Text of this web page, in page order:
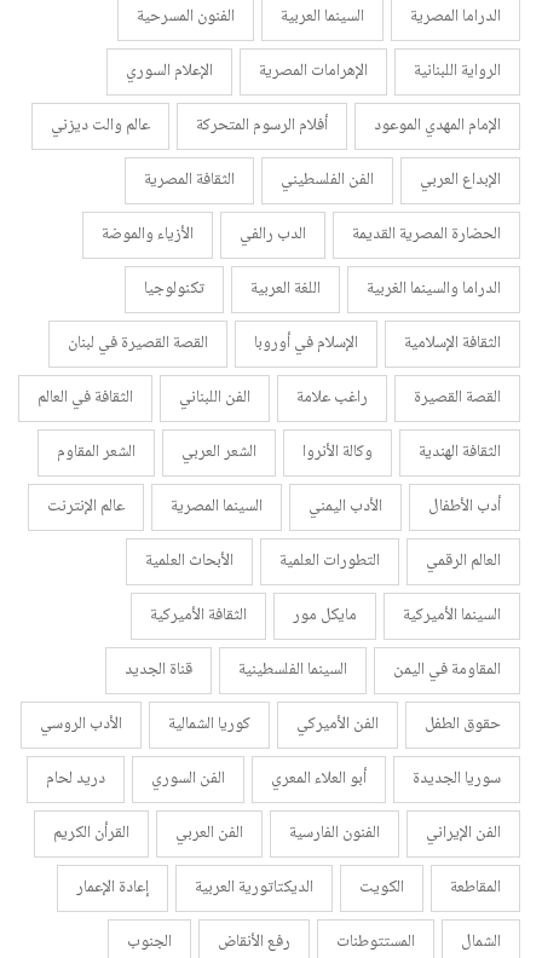
الدراما المصرية
السينما العربية
الفنون المسرحية
الرواية اللبنانية
الإهرامات المصرية
الإعلام السوري
الإمام المهدي الموعود
أفلام الرسوم المتحركة
عالم والت ديزني
الإبداع العربي
الفن الفلسطيني
الثقافة المصرية
الحضارة المصرية القديمة
الدب رالفي
الأزياء والموضة
الدراما والسينما الغربية
اللغة العربية
تكنولوجيا
الثقافة الإسلامية
الإسلام في أوروبا
القصة القصيرة في لبنان
القصة القصيرة
راغب علامة الفن اللبناني
الثقافة في العالم
الثقافة الهندية
وكالة الأنروا الشعر العربي
الشعر المقاوم
أدب الأطفال
الأدب اليمني السينما المصرية
عالم الإنترنت
العالم الرقمي
التطورات العلمية
الأبحاث العلمية
السينما الأميركية
مايكل مور
الثقافة الأميركية
المقاومة في اليمن
السينما الفلسطينية
قناة الجديد
حقوق الطفل
الفن الأميركي كوريا الشمالية
الأدب الروسي
سوريا الجديدة
أبو العلاء المعري الفن السوري
دريد لحام
الفن الإيراني
الفنون الفارسية الفن العربي
القرأن الكريم
المقاطعة
الكويت الديكتاتورية العربية
إعادة الإعمار
الشمال
المستتوطنات رفع الأنقاض
الجنوب